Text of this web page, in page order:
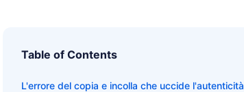
Table of Contents
L'errore del copia e incolla che uccide l'autenticità